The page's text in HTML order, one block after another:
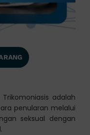
adalah
penularan melalui
seksual dengan